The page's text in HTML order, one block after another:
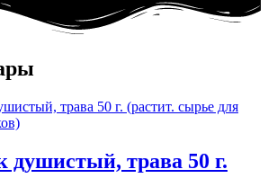
душистый, трава 50 г.